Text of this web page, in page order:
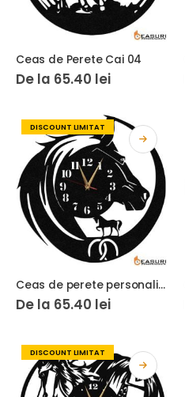
Ceas de Perete Cai 04
De la 65.40 lei
DISCOUNT LIMITAT
Ceas de perete personalizat cu Cai 06
De la 65.40 lei
DISCOUNT LIMITAT